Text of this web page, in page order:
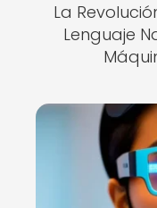
La
Lenguaje